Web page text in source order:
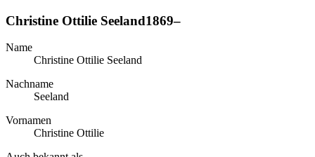
Christine Ottilie Seeland1869–
Name
Christine Ottilie Seeland
Nachname
Seeland
Vornamen
Christine Ottilie